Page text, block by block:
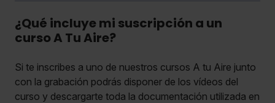
¿Qué incluye mi suscripción a un
curso A Tu Aire?
Si te inscribes a uno de nuestros cursos A tu Aire junto
con la grabación podrás disponer de los vídeos del
curso y descargarte toda la documentación utilizada en